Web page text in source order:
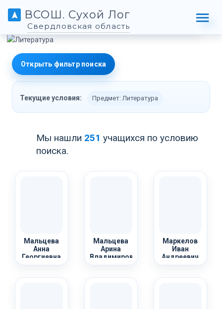
ВСОШ. Сухой Лог
Свердловская область
Открыть фильтр поиска
Текущие условия: Предмет: Литература
Мы нашли 251 учащихся по условию
поиска.
Мальцева
Анна
Георгиевна
Мальцева
Арина
Владимировна
Маркелов
Иван
Андреевич